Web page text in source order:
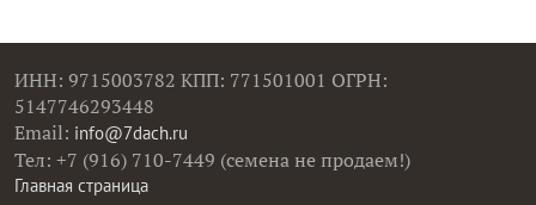
ИНН: 9715003782 КПП: 771501001 ОГРН:
5147746293448
Email: info@7dach.ru
Тел: +7 (916) 710-7449 (семена не продаем!)
Главная страница